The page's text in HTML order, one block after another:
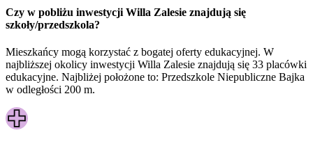
Czy w pobliżu inwestycji Willa Zalesie znajdują się
szkoły/przedszkola?
Mieszkańcy mogą korzystać z bogatej oferty edukacyjnej. W
najbliższej okolicy inwestycji Willa Zalesie znajdują się 33 placówki
edukacyjne. Najbliżej położone to: Przedszkole Niepubliczne Bajka
w odległości 200 m.